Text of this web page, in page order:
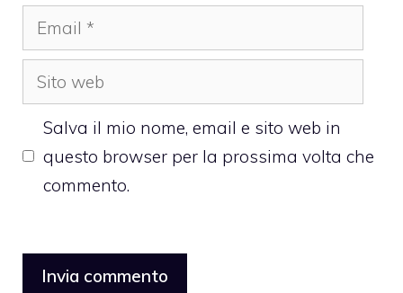
Email
Sito
web
Salva il mio nome, email e sito web in
questo browser per la prossima volta che
commento.